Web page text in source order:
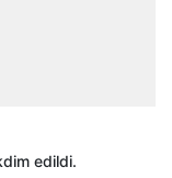
edildi.